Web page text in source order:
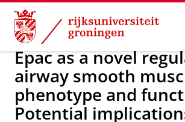
Skip
Content
Skip
Navigation
Over ons Actueel Nieuws
Epac as a novel
airway smooth
phenotype and
Potential